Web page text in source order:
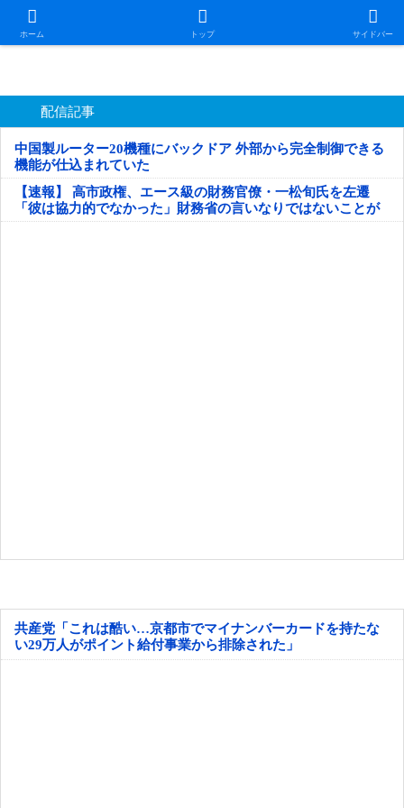
ホーム トップ サイドバー
日本第一！ニュース録
配信記事
中国製ルーター20機種にバックドア 外部から完全制御できる
機能が仕込まれていた
【速報】 高市政権、エース級の財務官僚・一松旬氏を左遷
「彼は協力的でなかった」財務省の言いなりではないことが
判明
共産党「これは酷い…京都市でマイナンバーカードを持たな
い29万人がポイント給付事業から排除された」